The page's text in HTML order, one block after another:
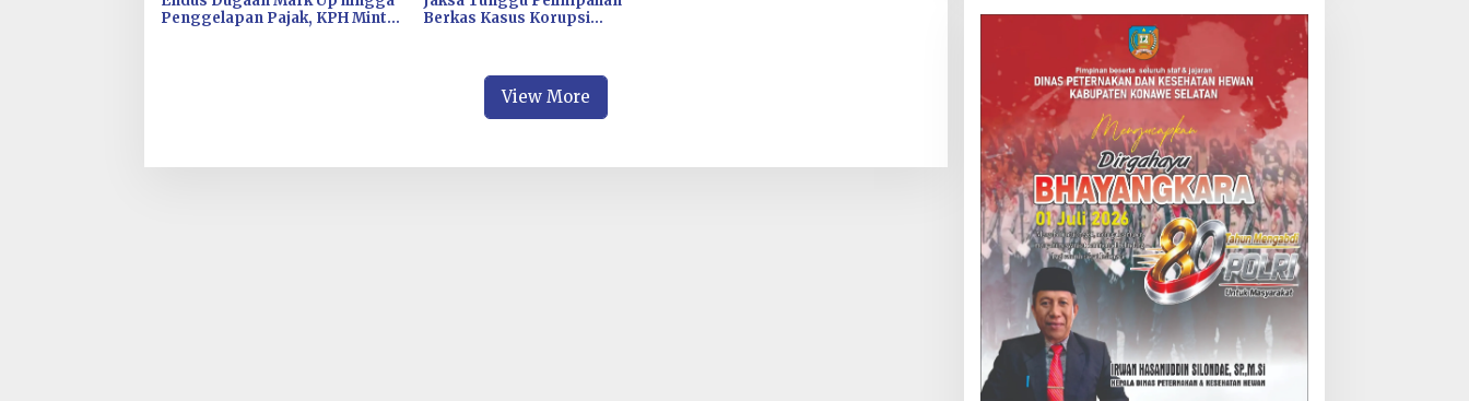
Penggelapan Pajak, KPH Minta
Berkas Kasus Korupsi
View More